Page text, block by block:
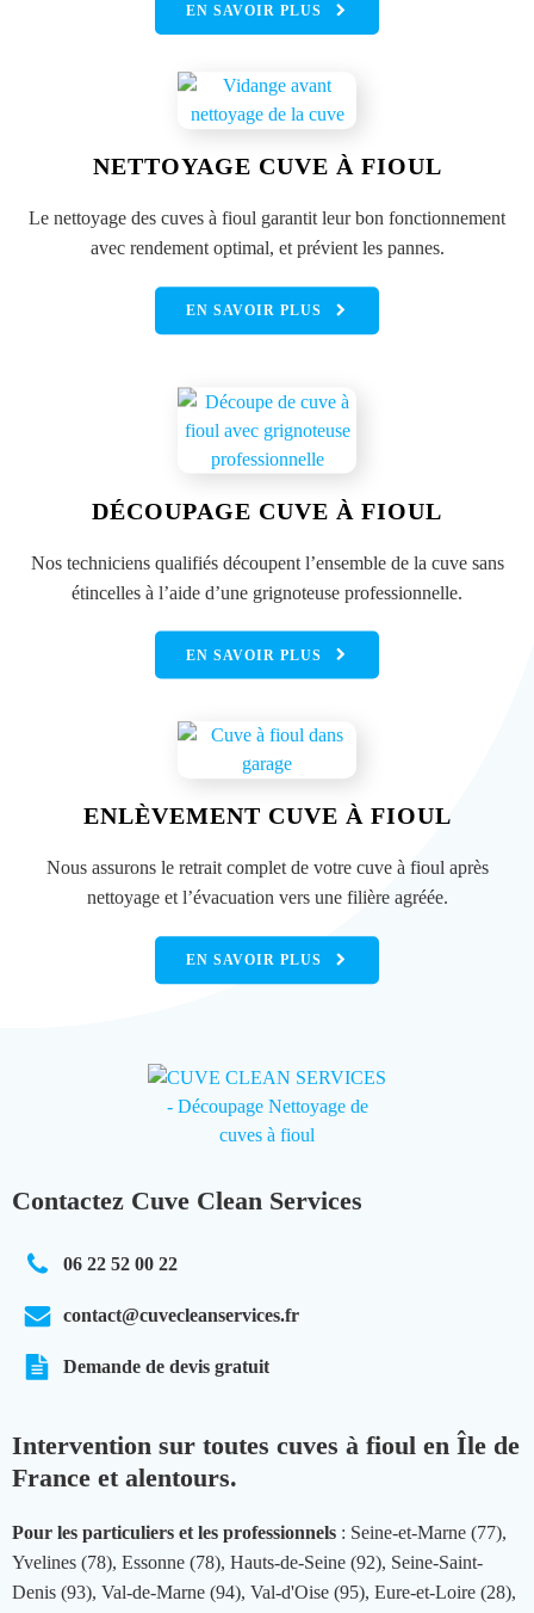
EN SAVOIR PLUS
NETTOYAGE CUVE À FIOUL
Le nettoyage des cuves à fioul garantit leur bon fonctionnement
avec rendement optimal, et prévient les pannes.
EN SAVOIR PLUS
DÉCOUPAGE CUVE À FIOUL
Nos techniciens qualifiés découpent l’ensemble de la cuve sans
étincelles à l’aide d’une grignoteuse professionnelle.
EN SAVOIR PLUS
ENLÈVEMENT CUVE À FIOUL
Nous assurons le retrait complet de votre cuve à fioul après
nettoyage et l’évacuation vers une filière agréée.
EN SAVOIR PLUS
Contactez Cuve Clean Services
06 22 52 00 22
contact@cuvecleanservices.fr
Demande de devis gratuit
Intervention sur toutes cuves à fioul en Île de
France et alentours.
Pour les particuliers et les professionnels : Seine-et-Marne (77),
Yvelines (78), Essonne (78), Hauts-de-Seine (92), Seine-Saint-
Denis (93), Val-de-Marne (94), Val-d'Oise (95), Eure-et-Loire (28),